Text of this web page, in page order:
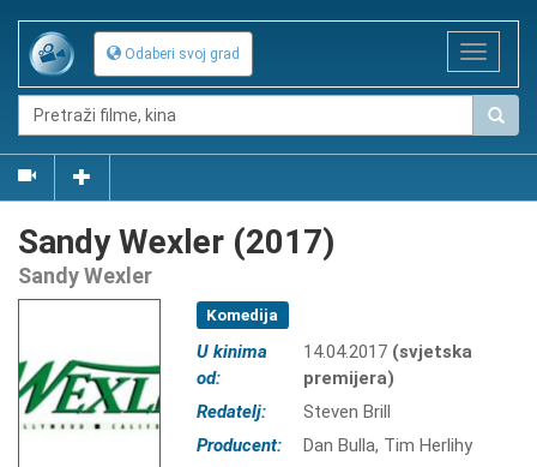
Toggle
Odaberi svoj grad
Sandy Wexler (2017)
Sandy Wexler
Komedija
U kinima
od:
14.04.2017 (svjetska
premijera)
Redatelj:
Steven Brill
Producent:
Dan Bulla, Tim Herlihy